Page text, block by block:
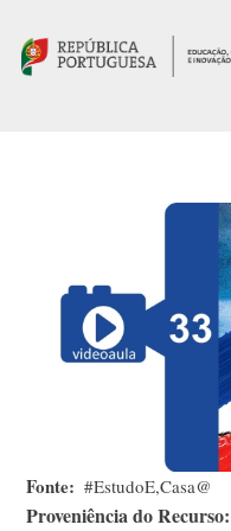
Fonte #EstudoE,Casa@
Proveniência do Recurso